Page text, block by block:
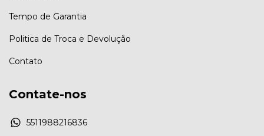
Tempo de Garantia
Politica de Troca e Devolução
Contato
Contate-nos
5511988216836